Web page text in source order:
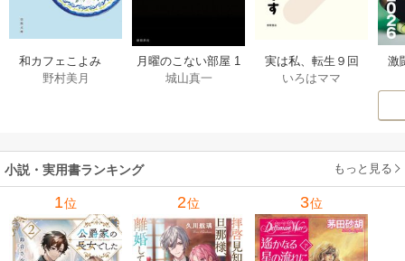
和カフェこよみ
五月くんの夏のお
野村美月
月曜のこない部屋 1
巻
城山真一
実は私、転生９回
生です マンガ
いろはママ
激
小説・実用書ランキング もっと見る
1位 2位 3位